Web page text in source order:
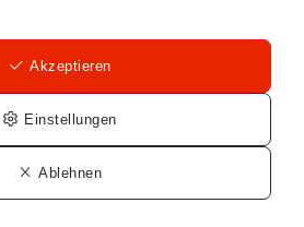
Uhr und
Uhr
Ablehnen
Einstellungen
Akzeptieren